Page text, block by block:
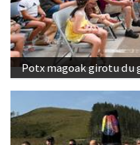
Potx magoak girotu du